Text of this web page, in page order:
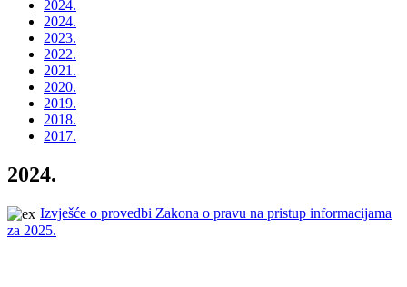
2024.
2024.
2023.
2022.
2021.
2020.
2019.
2018.
2017.
2024.
Izvješće o provedbi Zakona o pravu na pristup informacijama
za 2025.